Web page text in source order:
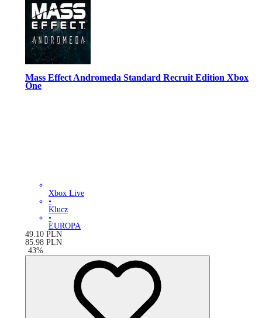
Mass Effect Andromeda Standard Recruit Edition Xbox
One
Xbox Live
•
Klucz
•
EUROPA
49.10 PLN
85.98 PLN
-43%